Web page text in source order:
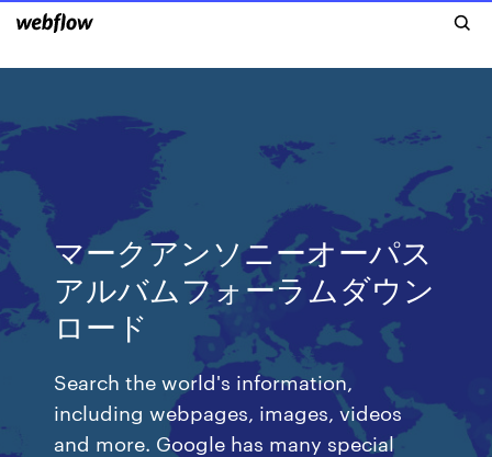
マークアンソニーオーパス
アルバムフォーラムダウン
ロード
Search the world's information,
including webpages, images, videos
and more. Google has many special